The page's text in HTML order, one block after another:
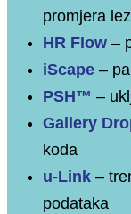
promjera
HR Flow –
iScape –
PSH™ –
Gallery
koda
u-Link –
podataka